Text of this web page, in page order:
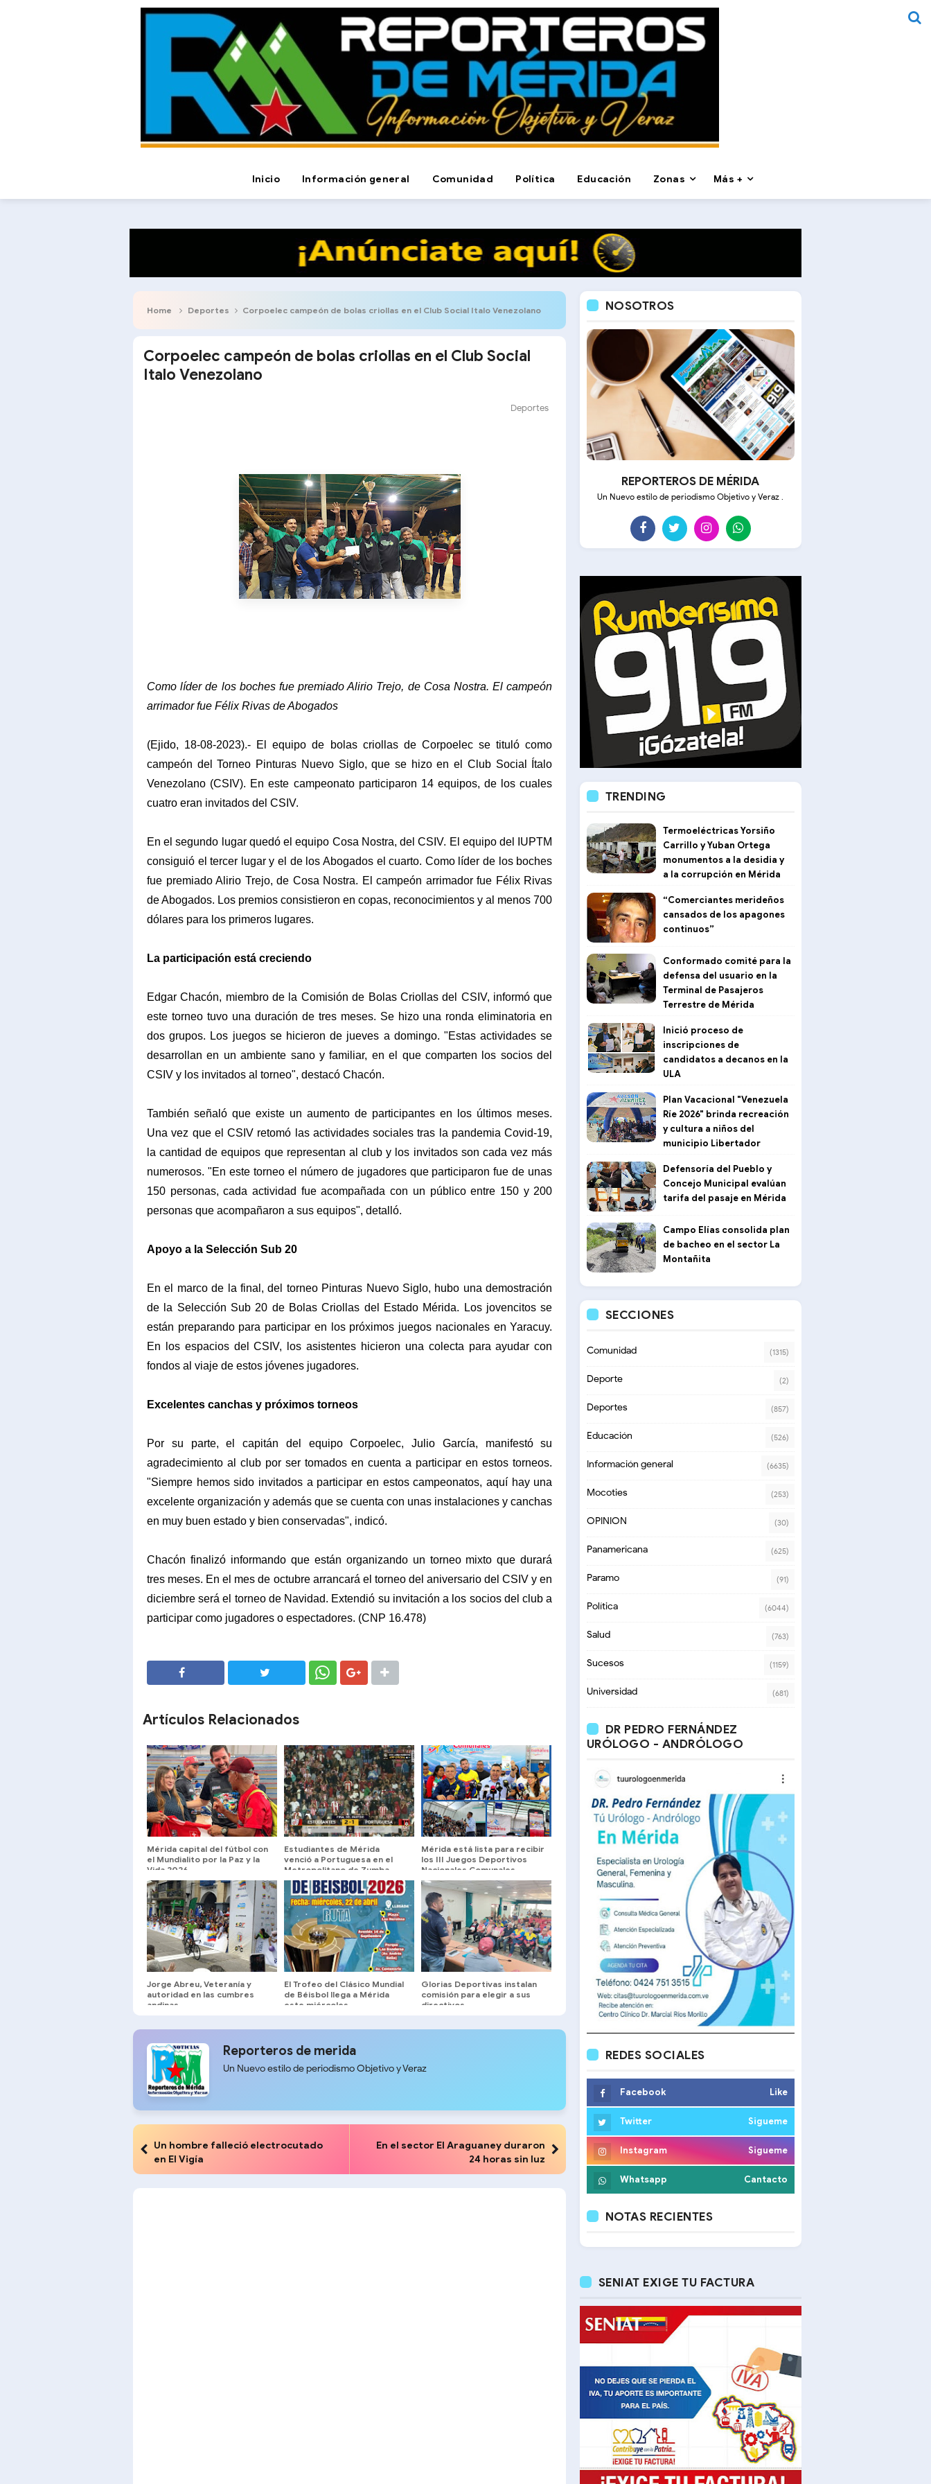
Inicio Información general Comunidad Política Educación Zonas Más +
Home Deportes Corpoelec campeón de bolas criollas en el Club Social Italo Venezolano
Corpoelec campeón de bolas criollas en el Club Social
Italo Venezolano
Deportes
Como líder de los boches fue premiado Alirio Trejo, de Cosa Nostra. El campeón
arrimador fue Félix Rivas de Abogados
(Ejido, 18-08-2023).- El equipo de bolas criollas de Corpoelec se tituló como
campeón del Torneo Pinturas Nuevo Siglo, que se hizo en el Club Social Ítalo
Venezolano (CSIV). En este campeonato participaron 14 equipos, de los cuales
cuatro eran invitados del CSIV.
En el segundo lugar quedó el equipo Cosa Nostra, del CSIV. El equipo del IUPTM
consiguió el tercer lugar y el de los Abogados el cuarto. Como líder de los boches
fue premiado Alirio Trejo, de Cosa Nostra. El campeón arrimador fue Félix Rivas
de Abogados. Los premios consistieron en copas, reconocimientos y al menos 700
dólares para los primeros lugares.
La participación está creciendo
Edgar Chacón, miembro de la Comisión de Bolas Criollas del CSIV, informó que
este torneo tuvo una duración de tres meses. Se hizo una ronda eliminatoria en
dos grupos. Los juegos se hicieron de jueves a domingo. "Estas actividades se
desarrollan en un ambiente sano y familiar, en el que comparten los socios del
CSIV y los invitados al torneo", destacó Chacón.
También señaló que existe un aumento de participantes en los últimos meses.
Una vez que el CSIV retomó las actividades sociales tras la pandemia Covid-19,
la cantidad de equipos que representan al club y los invitados son cada vez más
numerosos. "En este torneo el número de jugadores que participaron fue de unas
150 personas, cada actividad fue acompañada con un público entre 150 y 200
personas que acompañaron a sus equipos", detalló.
Apoyo a la Selección Sub 20
En el marco de la final, del torneo Pinturas Nuevo Siglo, hubo una demostración
de la Selección Sub 20 de Bolas Criollas del Estado Mérida. Los jovencitos se
están preparando para participar en los próximos juegos nacionales en Yaracuy.
En los espacios del CSIV, los asistentes hicieron una colecta para ayudar con
fondos al viaje de estos jóvenes jugadores.
Excelentes canchas y próximos torneos
Por su parte, el capitán del equipo Corpoelec, Julio García, manifestó su
agradecimiento al club por ser tomados en cuenta a participar en estos torneos.
"Siempre hemos sido invitados a participar en estos campeonatos, aquí hay una
excelente organización y además que se cuenta con unas instalaciones y canchas
en muy buen estado y bien conservadas", indicó.
Chacón finalizó informando que están organizando un torneo mixto que durará
tres meses. En el mes de octubre arrancará el torneo del aniversario del CSIV y en
diciembre será el torneo de Navidad. Extendió su invitación a los socios del club a
participar como jugadores o espectadores. (CNP 16.478)
Artículos Relacionados
Mérida capital del fútbol con
el Mundialito por la Paz y la
Vida 2026
Estudiantes de Mérida
venció a Portuguesa en el
Metropolitano de Zumba
Mérida está lista para recibir
los III Juegos Deportivos
Nacionales Comunales
Jorge Abreu, Veteranía y
autoridad en las cumbres
andinas
El Trofeo del Clásico Mundial
de Béisbol llega a Mérida
este miércoles
Glorias Deportivas instalan
comisión para elegir a sus
directivos
Reporteros de merida
Un Nuevo estilo de periodismo Objetivo y Veraz
Un hombre falleció electrocutado
en El Vigía
En el sector El Araguaney duraron
24 horas sin luz
NOSOTROS
REPORTEROS DE MÉRIDA
Un Nuevo estilo de periodismo Objetivo y Veraz .
TRENDING
Termoeléctricas Yorsiño
Carrillo y Yuban Ortega
monumentos a la desidia y
a la corrupción en Mérida
“Comerciantes merideños
cansados de los apagones
continuos”
Conformado comité para la
defensa del usuario en la
Terminal de Pasajeros
Terrestre de Mérida
Inició proceso de
inscripciones de
candidatos a decanos en la
ULA
Plan Vacacional "Venezuela
Ríe 2026" brinda recreación
y cultura a niños del
municipio Libertador
Defensoría del Pueblo y
Concejo Municipal evalúan
tarifa del pasaje en Mérida
Campo Elías consolida plan
de bacheo en el sector La
Montañita
SECCIONES
Comunidad (1315)
Deporte (2)
Deportes (857)
Educación (526)
Información general (6635)
Mocoties (253)
OPINION (30)
Panamericana (625)
Paramo (91)
Política (6044)
Salud (763)
Sucesos (1159)
Universidad (681)
DR PEDRO FERNÁNDEZ
URÓLOGO - ANDRÓLOGO
REDES SOCIALES
Facebook Like
Twitter Sigueme
Instagram Sigueme
Whatsapp Cantacto
NOTAS RECIENTES
SENIAT EXIGE TU FACTURA